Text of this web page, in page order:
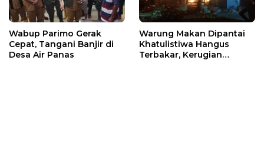
Wabup Parimo Gerak
Cepat, Tangani Banjir di
Desa Air Panas
Warung Makan Dipantai
Khatulistiwa Hangus
Terbakar, Kerugian